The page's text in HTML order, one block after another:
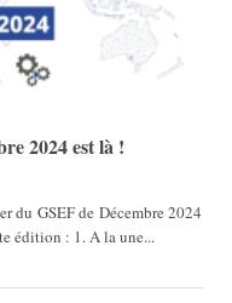
2024 est là !
est désormais en ligne ! Au sommaire de cette édition : 1. A la une...